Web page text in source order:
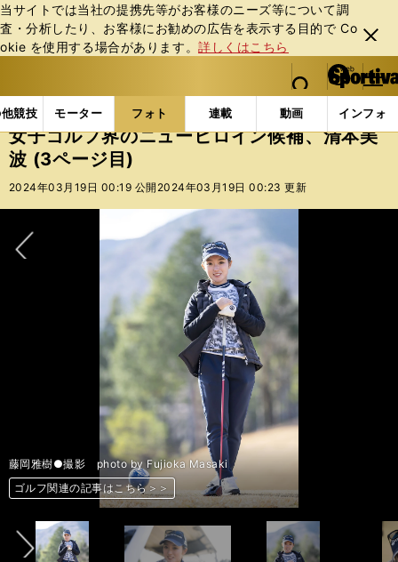
当サイトでは当社の提携先等がお客様のニーズ等について調
査・分析したり、お客様にお勧めの広告を表⽰する⽬的で Co
okie を使⽤する場合があります。詳しくはこちら
閉じ
る
web Sportiva (webスポルティーバ)
検索
マイペ
ー
ジ
メニュ
競技 モーター フォト 連載 動画 インフォ
b
ス
ポ
ル
バ
フォトギャラリー スポーツビーナスギャラリー 女
女子ゴルフ界のニューヒロイン候補、清本美
波 (3ページ目)
2024年03月19日 00:19 公開 2024年03月19日 00:23 更新
ゴルフ関連の記事はこちら＞＞
ゴルフ関連の記事はこちら＞＞
藤岡雅樹●撮影 photo by Fujioka Masaki
ゴルフ関連の記事はこちら＞＞
ゴルフ関連の記事はこちら＞＞
ゴルフ関連の記事はこちら＞＞
ゴルフ関連の記事はこちら＞＞
ゴルフ関連の記事はこちら＞＞
ゴルフ関連の記事はこちら＞＞
ゴルフ関連の記事はこちら＞＞
ゴルフ関連の記事はこちら＞＞
ゴルフ関連の記事はこちら＞＞
ゴルフ関連の記事はこちら＞＞
ゴルフ関連の記事はこちら＞＞
ゴルフ関連の記事はこちら＞＞
ゴルフ関連の記事はこちら＞＞
ゴルフ関連の記事はこちら＞＞
ゴルフ関連の記事はこちら＞＞
ゴルフ関連の記事はこちら＞＞
ゴルフ関連の記事はこちら＞＞
前へ